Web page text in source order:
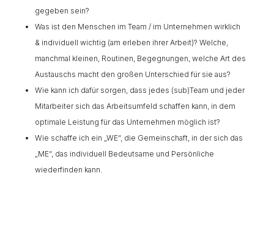
gegeben sein?
Was ist den Menschen im Team / im Unternehmen wirklich
& individuell wichtig (am erleben ihrer Arbeit)? Welche,
manchmal kleinen, Routinen, Begegnungen, welche Art des
Austauschs macht den großen Unterschied für sie aus?
Wie kann ich dafür sorgen, dass jedes (sub)Team und jeder
Mitarbeiter sich das Arbeitsumfeld schaffen kann, in dem
optimale Leistung für das Unternehmen möglich ist?
Wie schaffe ich ein „WE“, die Gemeinschaft, in der sich das
„ME“, das individuell Bedeutsame und Persönliche
wiederfinden kann.